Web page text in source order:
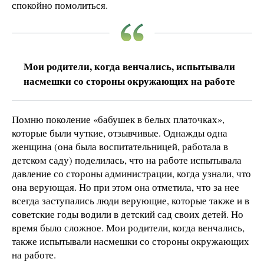
спокойно помолиться.
Мои родители, когда венчались, испытывали
насмешки со стороны окружающих на работе
Помню поколение «бабушек в белых платочках»,
которые были чуткие, отзывчивые. Однажды одна
женщина (она была воспитательницей, работала в
детском саду) поделилась, что на работе испытывала
давление со стороны администрации, когда узнали, что
она верующая. Но при этом она отметила, что за нее
всегда заступались люди верующие, которые также и в
советские годы водили в детский сад своих детей. Но
время было сложное. Мои родители, когда венчались,
также испытывали насмешки со стороны окружающих
на работе.